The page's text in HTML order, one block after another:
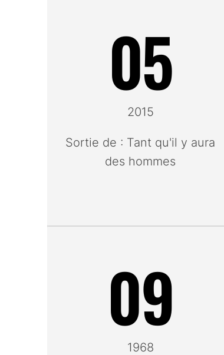
05
2015
Sortie de : Tant qu'il y aura
des hommes
09
1968